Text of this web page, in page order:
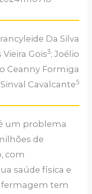
Da Silva
Gois3; Joélio
Ceanny Formiga
Sinval Cavalcante5
um problema
de
com
saúde física e
tem